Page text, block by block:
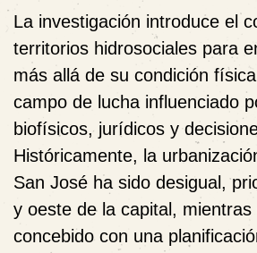
La investigación introduce el
territorios hidrosociales para
más allá de su condición
campo de lucha influenciado
biofísicos, jurídicos y
Históricamente, la
San José ha sido desigual,
y oeste de la capital, mientras
concebido con una